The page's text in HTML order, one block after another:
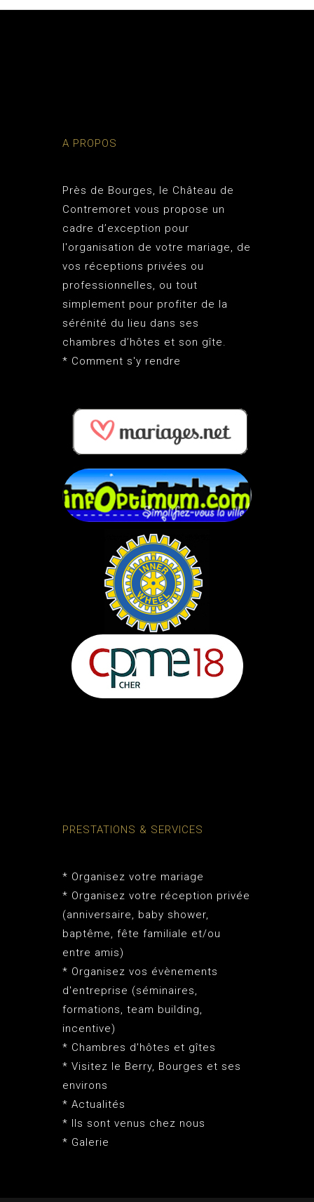
A PROPOS
Près de Bourges, le Château de
Contremoret vous propose un
cadre d’exception pour
l'organisation de votre mariage, de
vos réceptions privées ou
professionnelles, ou tout
simplement pour profiter de la
sérénité du lieu dans ses
chambres d’hôtes et son gîte.
* Comment s'y rendre
PRESTATIONS & SERVICES
* Organisez votre mariage
* Organisez votre réception privée
(anniversaire, baby shower,
baptême, fête familiale et/ou
entre amis)
* Organisez vos évènements
d'entreprise (séminaires,
formations, team building,
incentive)
* Chambres d'hôtes et gîtes
* Visitez le Berry, Bourges et ses
environs
* Actualités
* Ils sont venus chez nous
* Galerie